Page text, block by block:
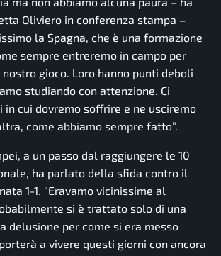
Oliviero in conferenza stampa –
la Spagna, che è una formazione
sempre entreremo in campo per
gioco. Loro hanno punti deboli
studiando con attenzione. Ci
in cui dovremo soffrire e ne usciremo
come abbiamo sempre fatto”.
a un passo dal raggiungere le 10
ha parlato della sfida contro il
1-1. “Eravamo vicinissime al
si è trattato solo di una
delusione per come si era messo
a vivere questi giorni con ancora